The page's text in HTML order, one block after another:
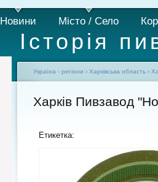
Історія
Новини Місто / Село
Україна - регіони › Харківська область ›
Харків Пивзавод
Етикетка: